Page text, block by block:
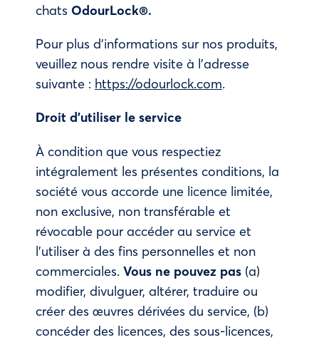
chats OdourLock®.
Pour plus d’informations sur nos produits,
veuillez nous rendre visite à l’adresse
suivante : https://odourlock.com.
Droit d’utiliser le service
À condition que vous respectiez
intégralement les présentes conditions, la
société vous accorde une licence limitée,
non exclusive, non transférable et
révocable pour accéder au service et
l’utiliser à des fins personnelles et non
commerciales. Vous ne pouvez pas (a)
modifier, divulguer, altérer, traduire ou
créer des œuvres dérivées du service, (b)
concéder des licences, des sous-licences,